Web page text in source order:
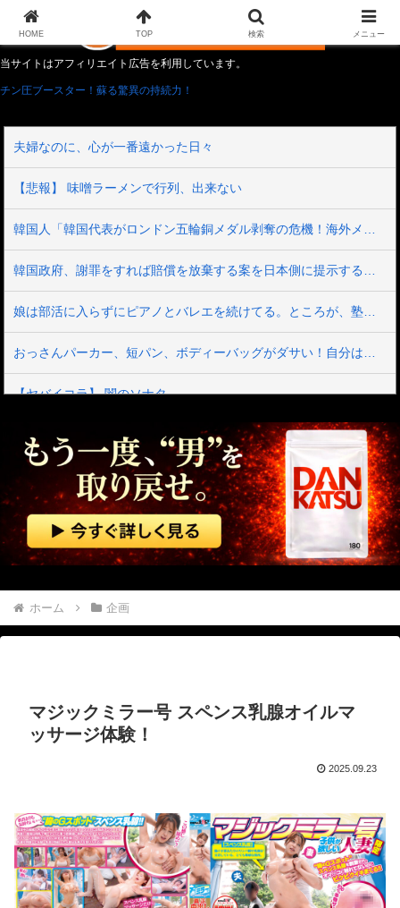
当サイトはアフィリエイト広告を利用しています。
チン圧ブースター！蘇る驚異の持続力！
夫婦なのに、心が一番遠かった日々
【悲報】 味噌ラーメンで行列、出来ない
【ヤバイコラ】 闇のソナタ
【朗報】 エルデンリングマグネットきたあああああ
【ガンプラ】 成型色がなんか変なのに修正版でも変だったMS…
佐藤二朗さん主演の「踊る大捜査線」スピンオフドラマ、正式に中止との報道
中国「大豪雨！」三峡ダム「基礎部分破損」中国「全力放流！」台風13号「中国上陸予測」台風15号「中国接近（画像」中国「台風同時上陸！（穀物生産が壊滅危機」→
【悲報】 高市内閣、消費税1％表明でも支持率下落 →ついに６割割れ
【動画】 ヒョウ2頭が木に登って激しい戦い
【群馬】 デカいNinja乗りさん、後方確認しない軽四に当てられてしまう。
【マレーシア】 交通トラブルで激高、危険運転の末に側溝へ転落 車は大破、男に重い法的責任も
桜空もも 経営悪化した高級旅館を立て直すため…セッ●スレスのカップル客に女将自ら生ハメ性奉仕。
ホーム 企画
マジックミラー号 スペンス乳腺オイルマ
ッサージ体験！
2025.09.23
HOME TOP 検索 メニュー